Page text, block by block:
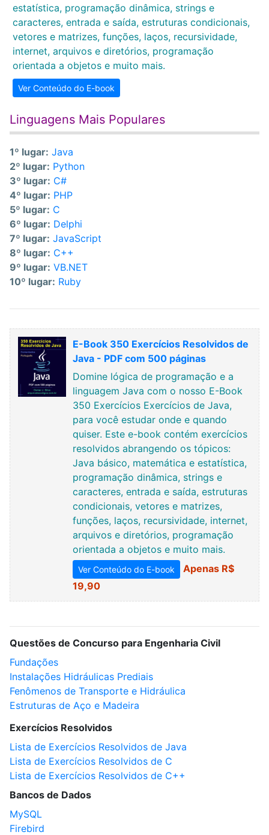
estatística, programação dinâmica, strings e
caracteres, entrada e saída, estruturas condicionais,
vetores e matrizes, funções, laços, recursividade,
internet, arquivos e diretórios, programação
orientada a objetos e muito mais.
Ver Conteúdo do E-book
Linguagens Mais Populares
1º lugar: Java
2º lugar: Python
3º lugar: C#
4º lugar: PHP
5º lugar: C
6º lugar: Delphi
7º lugar: JavaScript
8º lugar: C++
9º lugar: VB.NET
10º lugar: Ruby
E-Book 350 Exercícios Resolvidos de
Java - PDF com 500 páginas
Domine lógica de programação e a
linguagem Java com o nosso E-Book
350 Exercícios Exercícios de Java,
para você estudar onde e quando
quiser. Este e-book contém exercícios
resolvidos abrangendo os tópicos:
Java básico, matemática e estatística,
programação dinâmica, strings e
caracteres, entrada e saída, estruturas
condicionais, vetores e matrizes,
funções, laços, recursividade, internet,
arquivos e diretórios, programação
orientada a objetos e muito mais.
Ver Conteúdo do E-book
Apenas R$
19,90
Questões de Concurso para Engenharia Civil
Fundações
Instalações Hidráulicas Prediais
Fenômenos de Transporte e Hidráulica
Estruturas de Aço e Madeira
Exercícios Resolvidos
Lista de Exercícios Resolvidos de Java
Lista de Exercícios Resolvidos de C
Lista de Exercícios Resolvidos de C++
Bancos de Dados
MySQL
Firebird